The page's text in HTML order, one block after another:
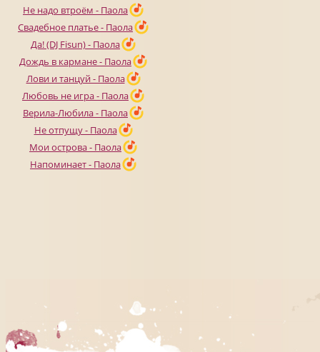
Не надо втроём - Паола
Свадебное платье - Паола
Да! (DJ Fisun) - Паола
Дождь в кармане - Паола
Лови и танцуй - Паола
Любовь не игра - Паола
Верила-Любила - Паола
Не отпущу - Паола
Мои острова - Паола
Напоминает - Паола